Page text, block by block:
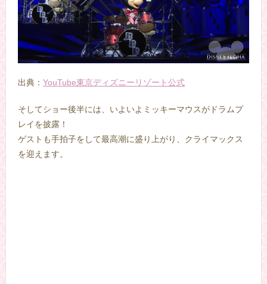
出典： YouTube東京ディズニーリゾート公式
そしてショー後半には、いよいよミッキーマウスがドラムプ
レイを披露！
ゲストも手拍子をして最高潮に盛り上がり、クライマックス
を迎えます。